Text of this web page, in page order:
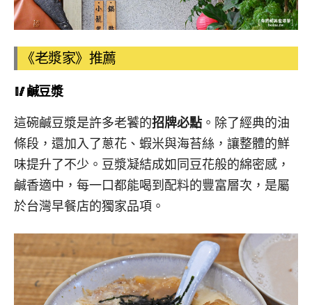
《老漿家》推薦
🥢鹹豆漿
這碗鹹豆漿是許多老饕的招牌必點 。除了經典的油
條段，還加入了蔥花、蝦米與海苔絲，讓整體的鮮
味提升了不少。豆漿凝結成如同豆花般的綿密感，
鹹香適中，每一口都能喝到配料的豐富層次，是屬
於台灣早餐店的獨家品項。